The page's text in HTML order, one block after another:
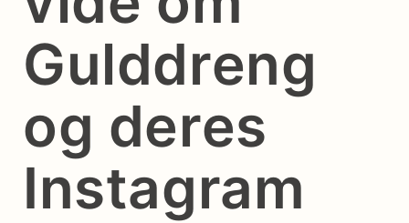
Gulddreng
og deres
Instagram